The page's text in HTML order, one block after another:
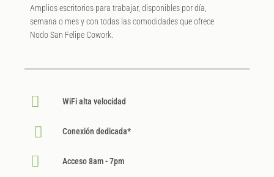
Amplios escritorios para trabajar, disponibles por día,
semana o mes y con todas las comodidades que ofrece
Nodo San Felipe Cowork.
WiFi alta velocidad
Conexión dedicada*
Acceso 8am - 7pm